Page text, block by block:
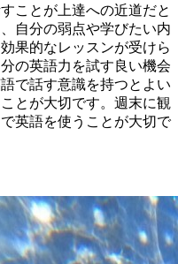
ことが上達への近道だと
自分の弱点や学びたい内
果的なレッスンが受けら
の英語力を試す良い機会
で話す意識を持つとよい
とが大切です。週末に観
英語を使うことが大切で